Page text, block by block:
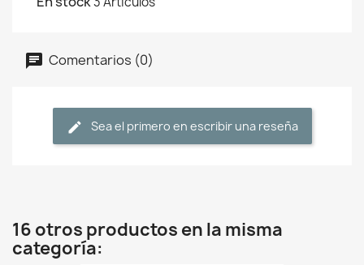
Comentarios (0)
Sea el primero en escribir una reseña
16 otros productos en la misma
categoría: